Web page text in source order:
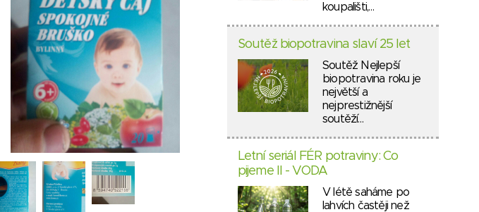
koupališti,…
Soutěž biopotravina slaví 25 let
Soutěž Nejlepší
biopotravina roku je
největší a
nejprestižnější
soutěží…
Letní seriál FÉR potraviny: Co
pijeme II - VODA
V létě saháme po
lahvích častěji než